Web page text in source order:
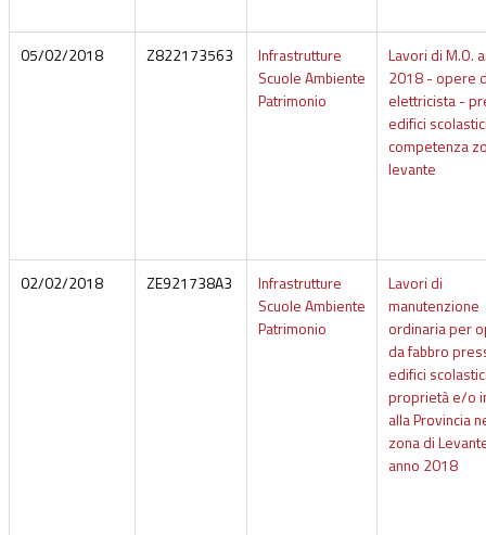
05/02/2018 Z822173563
Infrastrutture
Scuole Ambiente
Patrimonio
Lavori di M.O.
2018 - opere
elettricista -
edifici
competenza
levante
02/02/2018 ZE921738A3
Infrastrutture
Scuole Ambiente
Patrimonio
Lavori di
manutenzione
ordinaria per
da fabbro
edifici
proprietà e/o
alla Provincia
zona di
anno 2018